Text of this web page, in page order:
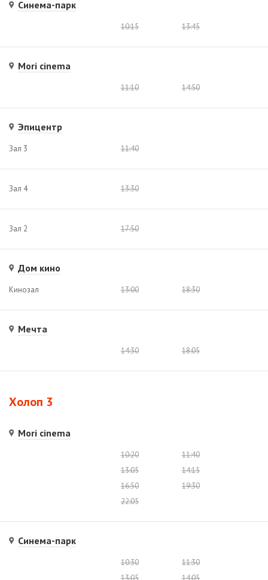
Синема-парк
10:15 13:45
Mori cinema
11:10 14:50
Эпицентр
Зал 3 11:40
Зал 4 13:30
Зал 2 17:50
Дом кино
Кинозал 13:00 18:30
Мечта
14:30 18:05
Холоп 3
Mori cinema
10:20
11:40
13:05
14:15
16:50
19:30
22:05
Синема-парк
10:30
11:30
13:05
14:05